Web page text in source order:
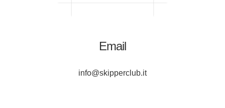
Email
info@skipperclub.it